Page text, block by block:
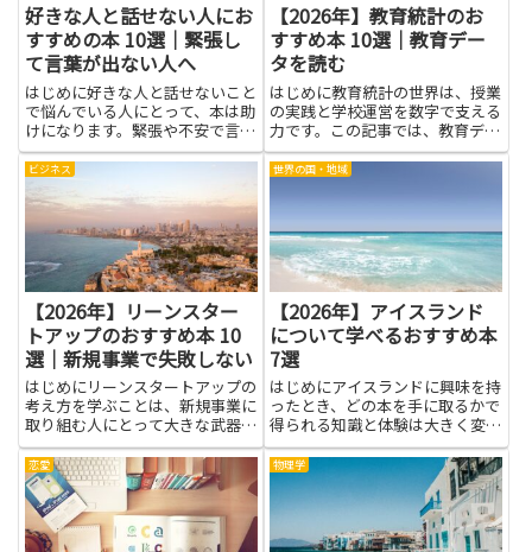
好きな人と話せない人にお
すすめの本 10選｜緊張し
て言葉が出ない人へ
はじめに好きな人と話せないこと
で悩んでいる人にとって、本は助
けになります。緊張や不安で言葉
が出ない人でも、心理学やコミュ
ニケーションの知識を手軽に学べ
るからです。読書を通じて自分の
気持ちの整理や相手の立場を想像
する力が育ち、話しかけるタイ
【2026年】教育統計のお
すすめ本 10選｜教育デー
タを読む
はじめに教育統計の世界は、授業
の実践と学校運営を数字で支える
力です。この記事では、教育デー
タを読む力を高め、現場の課題を
より正確にとらえるための本を紹
き、ポイントは難解な用語よりも
と...
ビジネス
【2026年】リーンスター
トアップのおすすめ本 10
選｜新規事業で失敗しない
はじめにリーンスタートアップの
考え方を学ぶことは、新規事業に
取り組む人にとって大きな武器に
なります。限られた資源で早く検
証を回し、顧客のニーズを確かめ
ながら進める習慣は、時間とコス
トの無駄を減らします。本記事で
紹介する本からは、実践的な手
法...
世界の国・地域
【2026年】アイスランド
について学べるおすすめ本
7選
はじめにアイスランドに興味を持
ったとき、どの本を手に取るかで
得られる知識と体験は大きく変わ
ります。自然景観や地質学、歴史
や文化、文学や写真集、実用的な
旅行ガイド──目的によって求め
る情報は異なりますし、同じテー
マでも著者の視点や深さ、文章
の...
恋愛 物理学